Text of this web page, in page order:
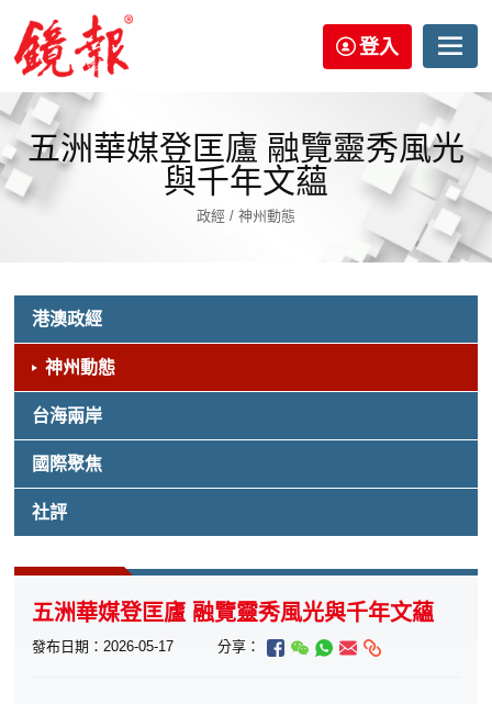
登入
五洲華媒登匡廬 融覽靈秀風光
與千年文蘊
政經 / 神州動態
港澳政經
神州動態
台海兩岸
國際聚焦
社評
五洲華媒登匡廬 融覽靈秀風光與千年文蘊
發布日期：2026-05-17 分享：